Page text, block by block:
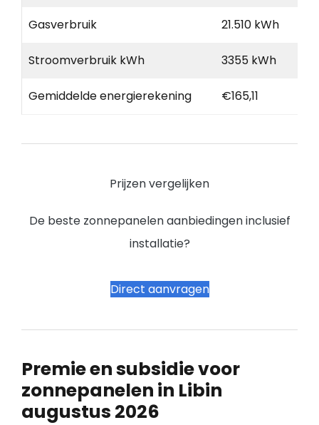
Gasverbruik 21.510 kWh
Stroomverbruik kWh 3355 kWh
Gemiddelde energierekening €165,11
Prijzen vergelijken
De beste zonnepanelen aanbiedingen inclusief
installatie?
Direct aanvragen
Premie en subsidie voor
zonnepanelen in Libin
augustus 2026